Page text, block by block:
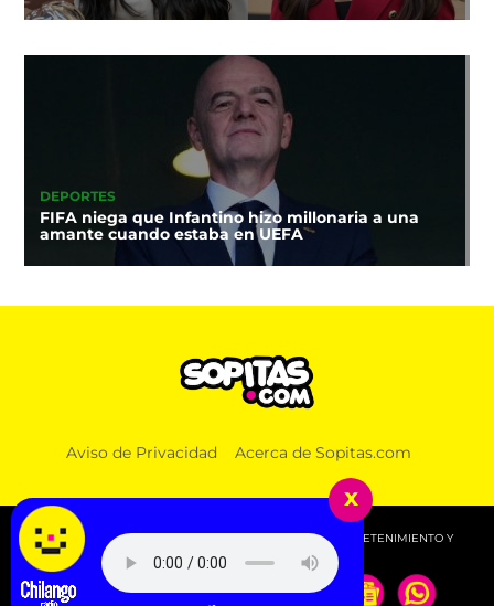
DEPORTES
FIFA niega que Infantino hizo millonaria a una
amante cuando estaba en UEFA
Aviso de Privacidad Acerca de Sopitas.com
© 2026 SOPITAS.COM - MÚSICA, NOTICIAS, DEPORTES, ENTRETENIMIENTO Y
MÁS!.
x